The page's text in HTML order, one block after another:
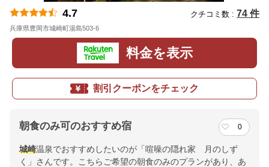
4.7 クチコミ数 : 74 件
兵庫県豊岡市城崎町湯島503-6
料金を表示
割引クーポンをチェック
朝食のみ可のおすすめ宿 0
城崎温泉でおすすめしたいのが「喧噪の隠れ家 月のしず
く」さんです。こちらご希望の朝食のみのプランがあり、あ